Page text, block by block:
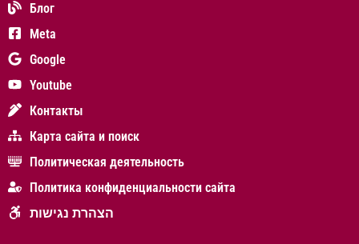
Блог
Meta
Google
Youtube
Контакты
Карта сайта и поиск
Политическая деятельность
Политика конфиденциальности сайта
הצהרת נגישות